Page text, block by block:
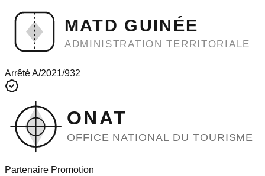
MATD GUINÉE
ADMINISTRATION TERRITORIALE
Arrêté A/2021/932
ONAT
OFFICE NATIONAL DU TOURISME
Partenaire Promotion